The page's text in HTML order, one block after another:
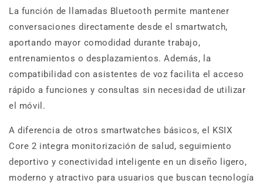
La función de llamadas Bluetooth permite mantener
conversaciones directamente desde el smartwatch,
aportando mayor comodidad durante trabajo,
entrenamientos o desplazamientos. Además, la
compatibilidad con asistentes de voz facilita el acceso
rápido a funciones y consultas sin necesidad de utilizar
el móvil.
A diferencia de otros smartwatches básicos, el KSIX
Core 2 integra monitorización de salud, seguimiento
deportivo y conectividad inteligente en un diseño ligero,
moderno y atractivo para usuarios que buscan tecnología